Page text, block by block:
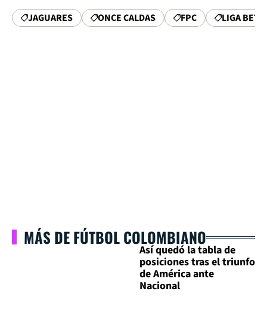
JAGUARES ONCE CALDAS FPC LIGA
MÁS DE FÚTBOL COLOMBIANO
Así quedó la tabla de
posiciones tras el triunfo
de América ante
Nacional